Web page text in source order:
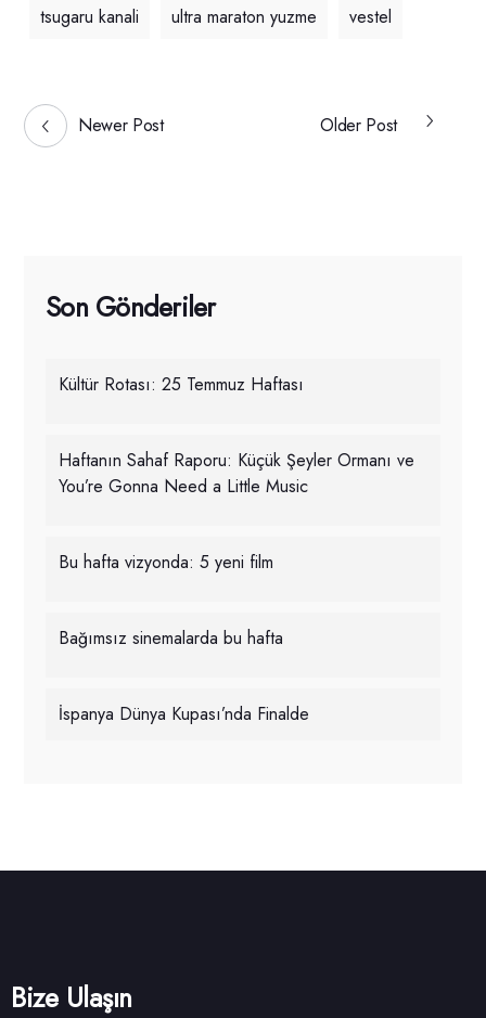
tsugaru kanali
ultra maraton yuzme vestel
Newer Post Older Post
Son Gönderiler
Kültür Rotası: 25 Temmuz Haftası
Haftanın Sahaf Raporu: Küçük Şeyler Ormanı ve
You’re Gonna Need a Little Music
Bu hafta vizyonda: 5 yeni film
Bağımsız sinemalarda bu hafta
İspanya Dünya Kupası’nda Finalde
Bize Ulaşın